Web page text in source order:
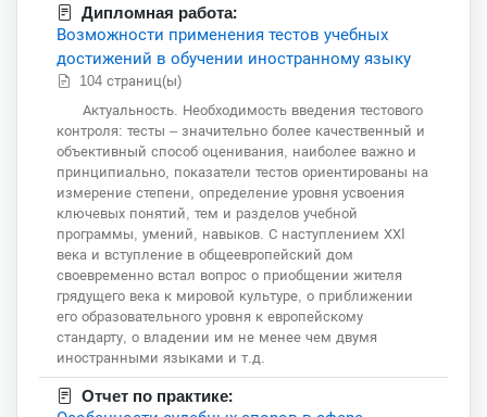
Дипломная работа:
Возможности применения тестов учебных
достижений в обучении иностранному языку
104 страниц(ы)
Актуальность. Необходимость введения тестового
контроля: тесты – значительно более качественный и
объективный способ оценивания, наиболее важно и
принципиально, показатели тестов ориентированы на
измерение степени, определение уровня усвоения
ключевых понятий, тем и разделов учебной
программы, умений, навыков. С наступлением ХХI
века и вступление в общеевропейский дом
своевременно встал вопрос о приобщении жителя
грядущего века к мировой культуре, о приближении
его образовательного уровня к европейскому
стандарту, о владении им не менее чем двумя
иностранными языками и т.д.
Отчет по практике: